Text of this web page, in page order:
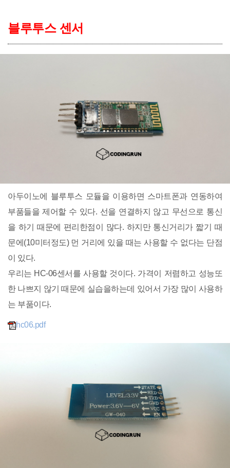
블루투스 센서
아두이노에 블루투스 모듈을 이용하면 스마트폰과 연동하여
부품들을 제어할 수 있다. 선을 연결하지 않고 무선으로 통신
을 하기 때문에 편리한점이 많다. 하지만 통신거리가 짧기 때
문에(10미터정도) 먼 거리에 있을 때는 사용할 수 없다는 단점
이 있다.
우리는 HC-06센서를 사용할 것이다. 가격이 저렴하고 성능또
한 나쁘지 않기 때문에 실습을하는데 있어서 가장 많이 사용하
는 부품이다.
hc06.pdf